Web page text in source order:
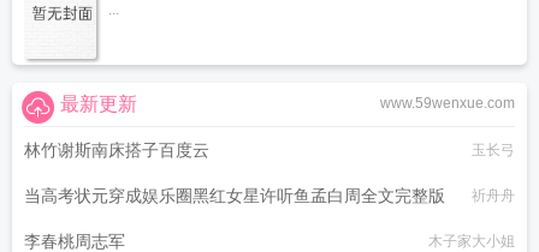
...
www.59wenxue.com
最新更新
林竹谢斯南床搭子百度云 玉长弓
当高考状元穿成娱乐圈黑红女星许听鱼孟白周全文完整版 祈舟舟
李春桃周志军 木子家大小姐